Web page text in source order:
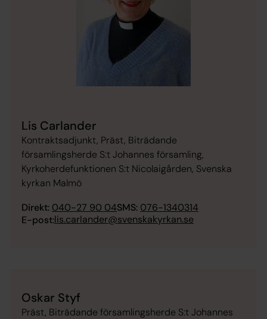
Lis Carlander
Kontraktsadjunkt, Präst, Biträdande
församlingsherde S:t Johannes församling,
Kyrkoherdefunktionen S:t Nicolaigården, Svenska
kyrkan Malmö
Direkt: 040-27 90 04SMS: 076-1340314
E-post:lis.carlander@svenskakyrkan.se
Oskar Styf
Präst, Biträdande församlingsherde S:t Johannes